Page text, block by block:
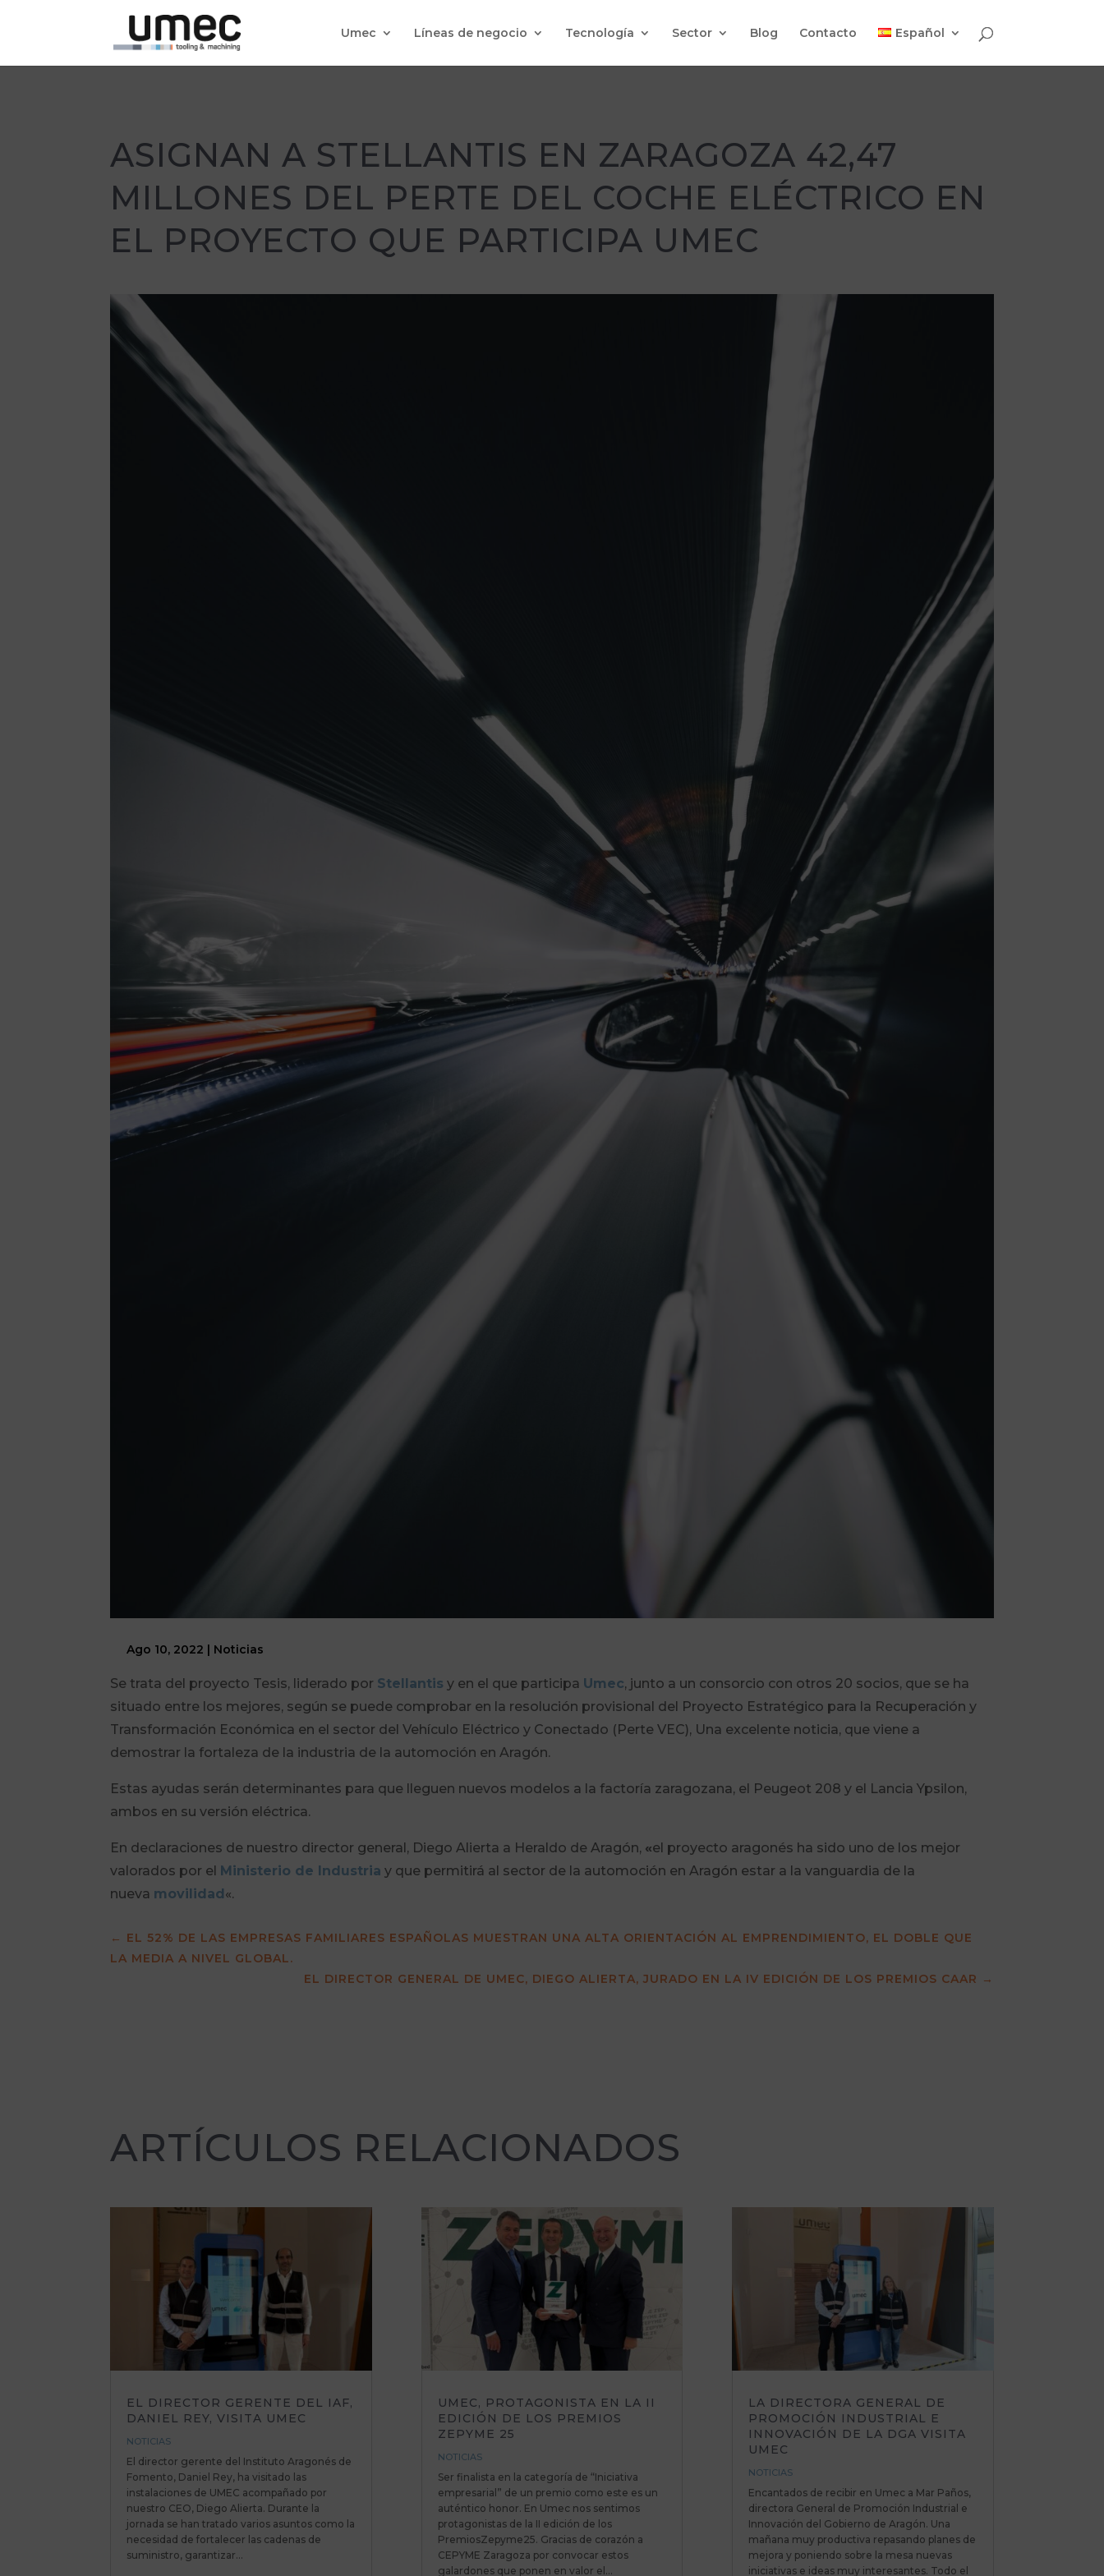
Umec Líneas de negocio Tecnología Sector Blog Contacto Español
ASIGNAN A STELLANTIS EN ZARAGOZA 42,47
MILLONES DEL PERTE DEL COCHE ELÉCTRICO EN
EL PROYECTO QUE PARTICIPA UMEC
Ago 10, 2022 | Noticias
Se trata del proyecto Tesis, liderado por Stellantis y en el que participa Umec, junto a un consorcio con otros 20 socios, que se ha
situado entre los mejores, según se puede comprobar en la resolución provisional del Proyecto Estratégico para la Recuperación y
Transformación Económica en el sector del Vehículo Eléctrico y Conectado (Perte VEC), Una excelente noticia, que viene a
demostrar la fortaleza de la industria de la automoción en Aragón.
Estas ayudas serán determinantes para que lleguen nuevos modelos a la factoría zaragozana, el Peugeot 208 y el Lancia Ypsilon,
ambos en su versión eléctrica.
En declaraciones de nuestro director general, Diego Alierta a Heraldo de Aragón, «el proyecto aragonés ha sido uno de los mejor
valorados por el Ministerio de Industria y que permitirá al sector de la automoción en Aragón estar a la vanguardia de la
nueva movilidad«.
← EL 52% DE LAS EMPRESAS FAMILIARES ESPAÑOLAS MUESTRAN UNA ALTA ORIENTACIÓN AL EMPRENDIMIENTO, EL DOBLE QUE
LA MEDIA A NIVEL GLOBAL.
EL DIRECTOR GENERAL DE UMEC, DIEGO ALIERTA, JURADO EN LA IV EDICIÓN DE LOS PREMIOS CAAR →
ARTÍCULOS RELACIONADOS
EL DIRECTOR GERENTE DEL IAF,
DANIEL REY, VISITA UMEC
NOTICIAS
El director gerente del Instituto Aragonés de
Fomento, Daniel Rey, ha visitado las
instalaciones de UMEC acompañado por
nuestro CEO, Diego Alierta. Durante la
jornada se han tratado varios asuntos como la
necesidad de fortalecer las cadenas de
suministro, garantizar...
UMEC, PROTAGONISTA EN LA II
EDICIÓN DE LOS PREMIOS
ZEPYME 25
NOTICIAS
Ser finalista en la categoría de “Iniciativa
empresarial” de un premio como este es un
auténtico honor. En Umec nos sentimos
protagonistas de la II edición de los
PremiosZepyme25. Gracias de corazón a
CEPYME Zaragoza por convocar estos
galardones que ponen en valor el...
LA DIRECTORA GENERAL DE
PROMOCIÓN INDUSTRIAL E
INNOVACIÓN DE LA DGA VISITA
UMEC
NOTICIAS
Encantados de recibir en Umec a Mar Paños,
directora General de Promoción Industrial e
Innovación del Gobierno de Aragón. Una
mañana muy productiva repasando planes de
mejora y poniendo sobre la mesa nuevas
iniciativas e ideas muy interesantes. Todo el